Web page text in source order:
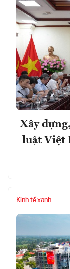
Xây
luật Việt
Kinh tế xanh